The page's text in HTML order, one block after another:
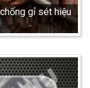
gỉ sét hiệu